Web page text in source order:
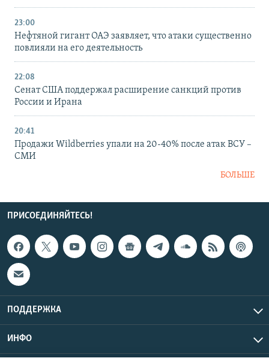
23:00
Нефтяной гигант ОАЭ заявляет, что атаки существенно
повлияли на его деятельность
22:08
Сенат США поддержал расширение санкций против
России и Ирана
20:41
Продажи Wildberries упали на 20-40% после атак ВСУ –
СМИ
БОЛЬШЕ
ПРИСОЕДИНЯЙТЕСЬ!
ПОДДЕРЖКА
ИНФО